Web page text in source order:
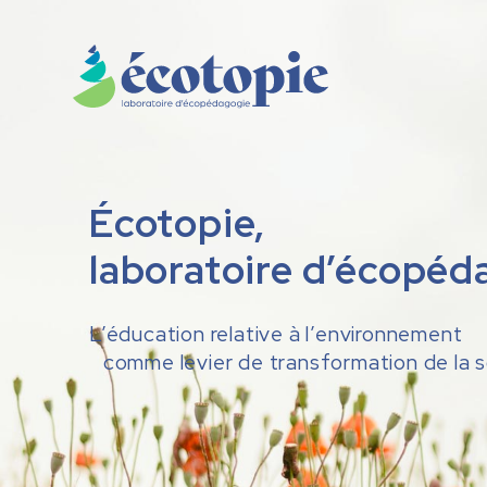
Écotopie,
laboratoire
L’éducation relative à l’environnement
comme levier de transformation de la